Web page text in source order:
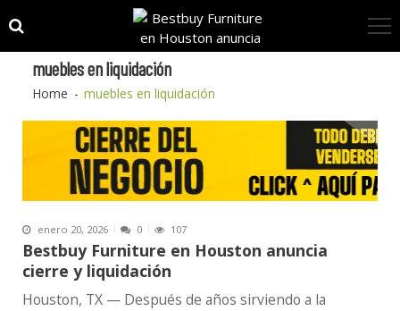
to
navigation
to
content
muebles en liquidación
Home muebles en liquidación
enero 20, 2026 0 107
Bestbuy Furniture en Houston anuncia
cierre y liquidación
Houston, TX — Después de años sirviendo a la